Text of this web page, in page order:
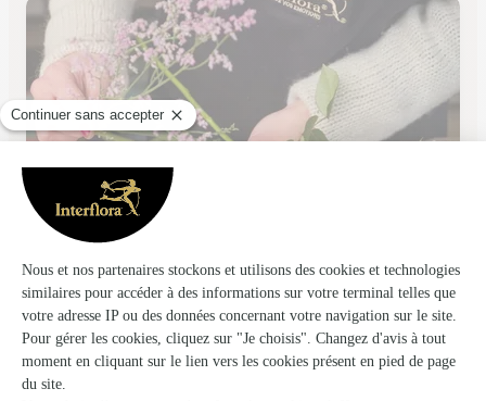
La Boutique de Fleurs
Saint Lo
★★★4.8 (117)
C.Cial Intermarché rue Popielujko
Voir la boutique